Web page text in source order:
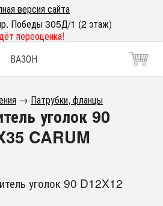
версия сайта
Победы 305Д/1 (2 этаж)
переоценка!
ВАЗОН
→ Патрубки, фланцы
уголок 90
CARUM
уголок 90 D12X12